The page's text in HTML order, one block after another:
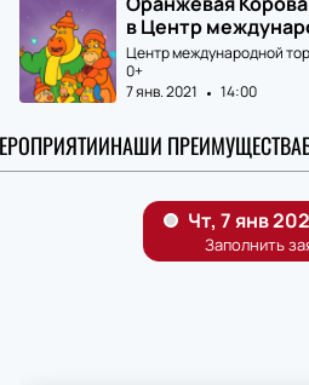
в Центр
Центр международной
0+
7 янв. 2021
14:00
НАШИ ПРЕИМУЩЕСТВА